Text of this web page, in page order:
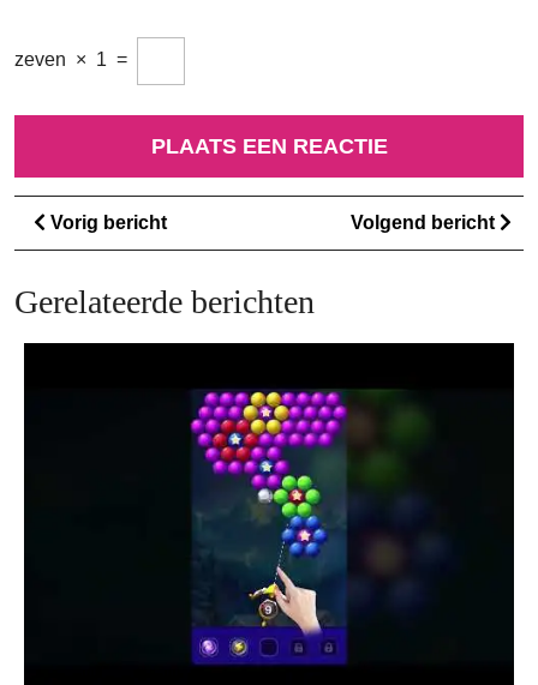
zeven × 1 =
Berichtnavigatie
Vorig berichtVorig
bericht
Volgend bericht
Gerelateerde berichten